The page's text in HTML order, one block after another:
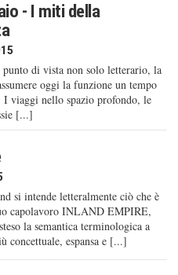
- I miti della
punto di vista non solo letterario, la
oggi la funzione un tempo
viaggi nello spazio profondo, le
[...]
si intende letteralmente ciò che è
capolavoro INLAND EMPIRE,
la semantica terminologica a
concettuale, espansa e [...]